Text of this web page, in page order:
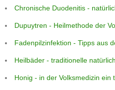
Chronische Duodenitis -
Dupuytren - Heilmethode der
Fadenpilzinfektion - Tipps aus
Heilbäder - traditionelle
Honig - in der Volksmedizin ein